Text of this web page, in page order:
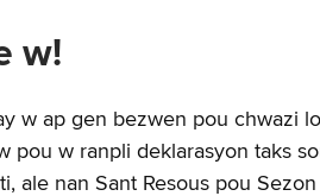
w!
w ap gen bezwen pou chwazi
pou w ranpli deklarasyon taks
ale nan Sant Resous pou Sezon